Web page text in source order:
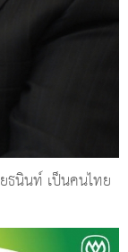
ธนินท์ เป็นคนไทย